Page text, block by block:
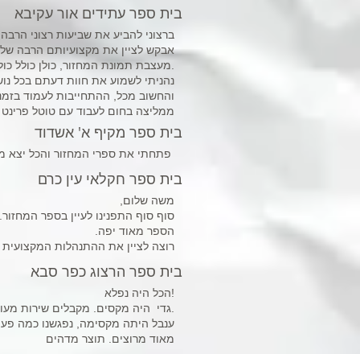
בית ספר עתידים אור עקיבא
ברצוני להביע את שביעות רצוני
אבקש לציין את מקצועיותם הרבה
נהניתי לשמוע את חוות דעתם בכל
!והחשוב מכל, ההתחייבות לעמוד
ממליצה בחום לעבוד עם טוטל פרינט
בית ספר מקיף א' אשדוד
פתחתי את ספרי המחזור והכל יצא
בית ספר חקלאי עין כרם
משה שלום,
סוף סוף התפנינו לעיין בספר
הספר מאוד יפה.
רוצה לציין את ההתנהלות
בית ספר הרצוג כפר סבא
הכל היה נפלא!
ענבל היתה מקסימה, נפגשנו כמה
מאוד מרוצים. תוצר מדהים